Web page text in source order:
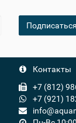
Подписаться
Контакты
+7 (812)
+7 (921)